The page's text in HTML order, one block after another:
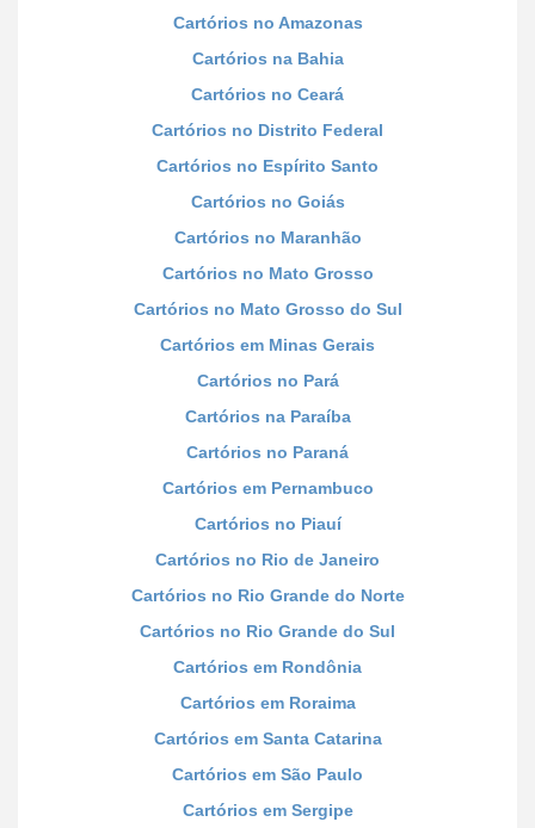
Cartórios no Amazonas
Cartórios na Bahia
Cartórios no Ceará
Cartórios no Distrito Federal
Cartórios no Espírito Santo
Cartórios no Goiás
Cartórios no Maranhão
Cartórios no Mato Grosso
Cartórios no Mato Grosso do Sul
Cartórios em Minas Gerais
Cartórios no Pará
Cartórios na Paraíba
Cartórios no Paraná
Cartórios em Pernambuco
Cartórios no Piauí
Cartórios no Rio de Janeiro
Cartórios no Rio Grande do Norte
Cartórios no Rio Grande do Sul
Cartórios em Rondônia
Cartórios em Roraima
Cartórios em Santa Catarina
Cartórios em São Paulo
Cartórios em Sergipe